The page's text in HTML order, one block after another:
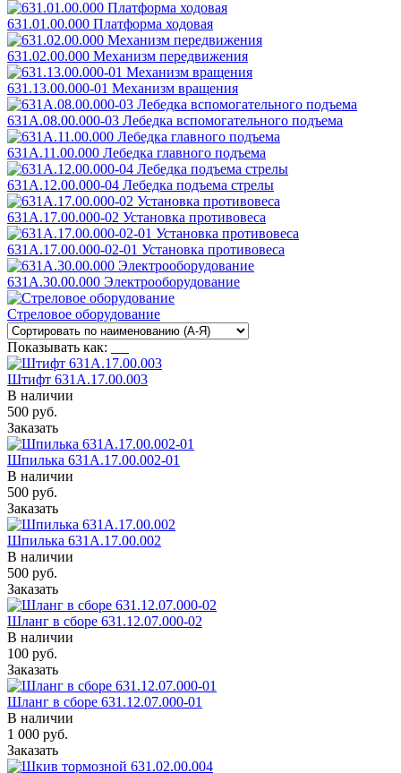
631.01.00.000 Платформа ходовая
631.02.00.000 Механизм передвижения
631.13.00.000-01 Механизм вращения
631А.08.00.000-03 Лебедка вспомогательного подъема
631А.11.00.000 Лебедка главного подъема
631А.12.00.000-04 Лебедка подъема стрелы
631А.17.00.000-02 Установка противовеса
631А.17.00.000-02-01 Установка противовеса
631А.30.00.000 Электрооборудование
Стреловое оборудование
Показывать как:
Штифт 631А.17.00.003
В наличии
500 руб.
Заказать
Шпилька 631А.17.00.002-01
В наличии
500 руб.
Заказать
Шпилька 631А.17.00.002
В наличии
500 руб.
Заказать
Шланг в сборе 631.12.07.000-02
В наличии
100 руб.
Заказать
Шланг в сборе 631.12.07.000-01
В наличии
1 000 руб.
Заказать